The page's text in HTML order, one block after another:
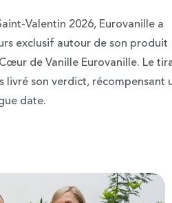
Valentin 2026, Eurovanille a
exclusif autour de son produit
Cœur de Vanille Eurovanille. Le
livré son verdict, récompensant
date.